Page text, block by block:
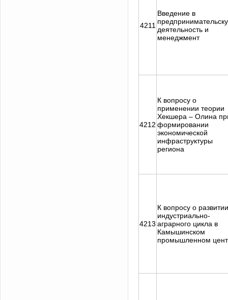
4211
Введение в
деятельность и
менеджмент
4212
К вопросу о
применении теории
Хекшера – Олина
формировании
экономической
инфраструктуры
региона
4213
К вопросу о развитии
индустриально-
аграрного цикла в
Камышинском
промышленном